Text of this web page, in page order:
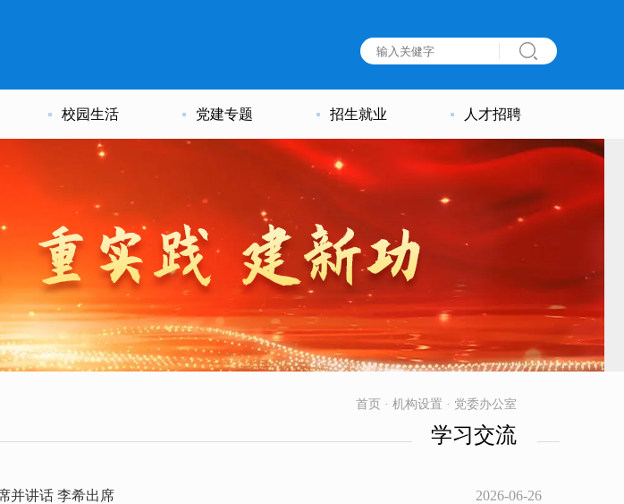
校园生活 党建专题 招生就业 人才招聘
首页 · 机构设置 · 党委办公室
学习交流
并讲话 李希出席 2026-06-26